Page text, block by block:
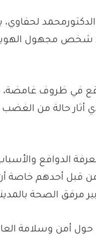
شخص مجهول
وقع في ظروف
أثار حالة من
الدوافع والأسباب
قبل أحدهم خاصة
مرفق الصحة
حول أمن وسلامة